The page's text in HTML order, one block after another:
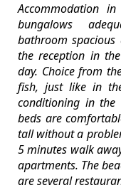
Accommodation
bungalows
bathroom
the reception in
day. Choice from
fish, just like in
conditioning in the
beds are
tall without a
5 minutes walk
apartments. The
are several